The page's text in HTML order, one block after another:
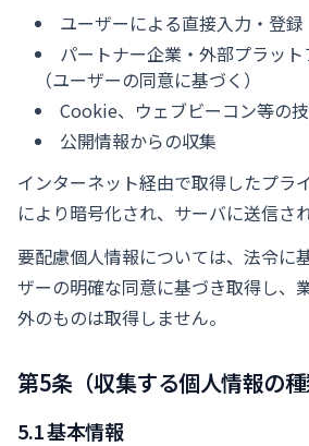
ユーザーによる直接入力・登録
パートナー企業・外部プラッ
（ユーザーの同意に基づく）
Cookie、ウェブビーコン等の
公開情報からの収集
インターネット経由で取得したプラ
により暗号化され、サーバに送信され
要配慮個人情報については、法令に
ザーの明確な同意に基づき取得し、
外のものは取得しません。
第5条（収集する個人情報の種
5.1 基本情報